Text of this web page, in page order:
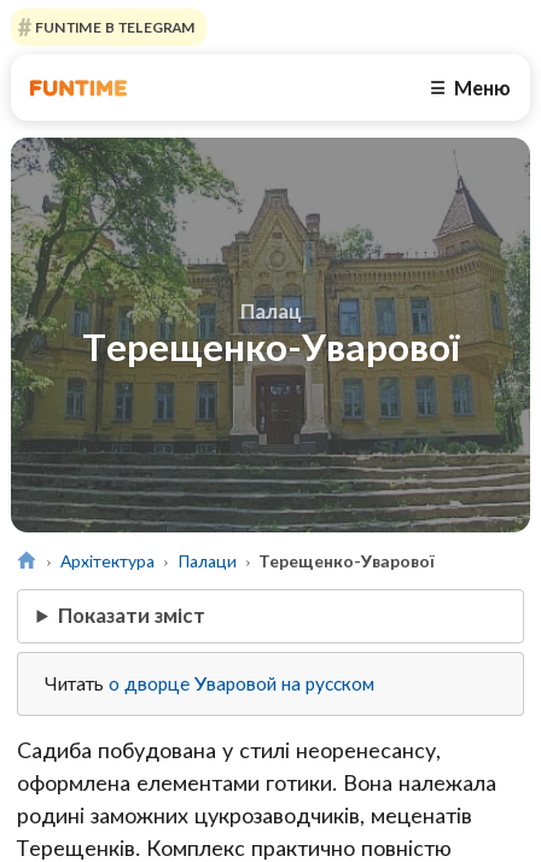
FUNTIME В TELEGRAM
☰ Меню
Палац
Терещенко-Уварової
Архітектура Палаци Терещенко-Уварової
Показати зміст
Читатьо дворце Уваровой на русском
Садиба побудована у стилі неоренесансу,
оформлена елементами готики. Вона належала
родині заможних цукрозаводчиків, меценатів
Терещенків. Комплекс практично повністю